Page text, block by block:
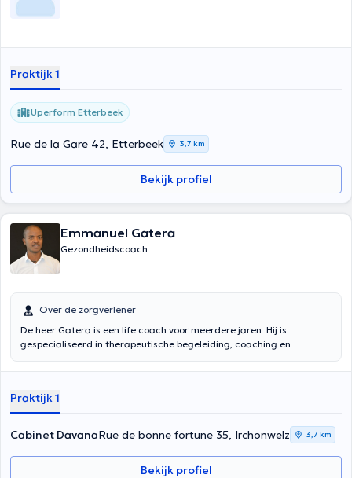
Praktijk 1
Uperform Etterbeek
Rue de la Gare 42, Etterbeek 3,7 km
Bekijk profiel
Emmanuel Gatera
Gezondheidscoach
Over de zorgverlener
De heer Gatera is een life coach voor meerdere jaren. Hij is
gespecialiseerd in therapeutische begeleiding, coaching en
welkom in zijn kantoor in Elsene en ook om Champaca centrum
uw moeilijkheden te overwinnen. Ga je gang en maak een afspraak!
Inhoud vertaald door google translate
Praktijk 1
Cabinet DavanaRue de bonne fortune 35, Irchonwelz 3,7 km
Bekijk profiel